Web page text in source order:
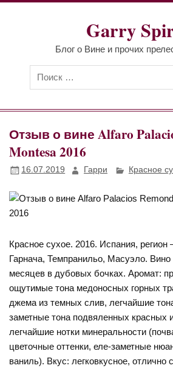
Перейти
Garry
Блог о Вине и прочих
Отзыв о вине Alfaro
Montesa 2016
16.07.2019 Гарри Красное
Красное сухое. 2016. Испания,
Гарнача, Темпранильо, Масуэло.
месяцев в дубовых бочках. Аромат:
ощутимые тона медоносных горных
джема из темных слив, легчайшие
заметные тона подвяленных красных
легчайшие нотки минеральности
цветочные оттенки, еле-заметные
ваниль). Вкус: легковкусное, отлично